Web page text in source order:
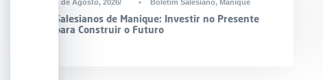
2 de Agosto, 2026 • Boletim Salesiano, Manique
Salesianos de Manique: Investir no Presente
para Construir o Futuro